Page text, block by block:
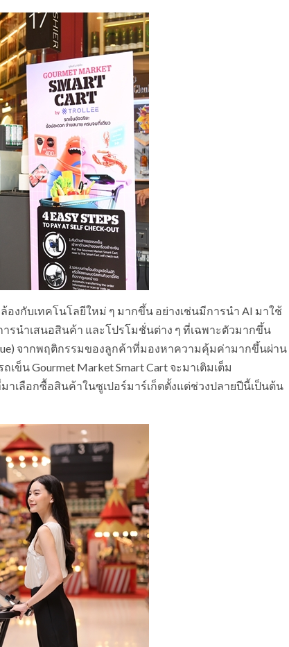
งกับเทคโนโลยีใหม่ ๆ มากขึ้น อย่างเช่นมีการนำ AI มาใช้
ารนำเสนอสินค้า และโปรโมชั่นต่าง ๆ ที่เฉพาะตัวมากขึ้น
จากพฤติกรรมของลูกค้าที่มองหาความคุ้มค่ามากขึ้นผ่าน
น Gourmet Market Smart Cart จะมาเติมเต็ม
าเลือกซื้อสินค้าในซูเปอร์มาร์เก็ตตั้งแต่ช่วงปลายปีนี้เป็นต้น